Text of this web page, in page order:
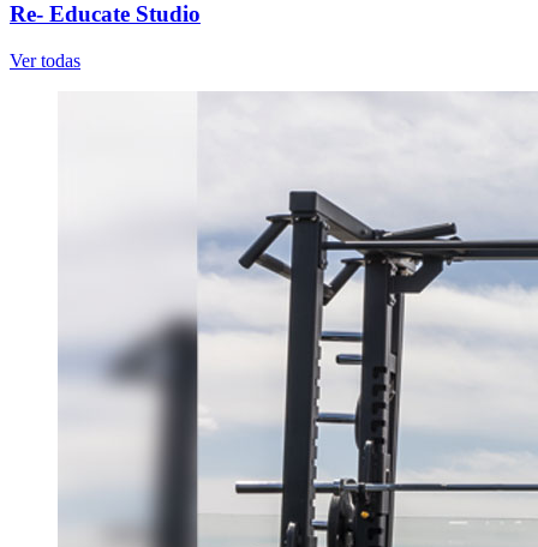
Re- Educate Studio
Ver todas